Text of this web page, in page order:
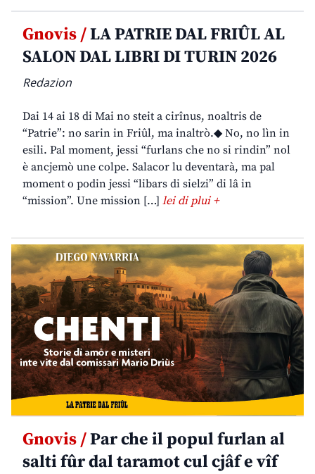
Gnovis /LA PATRIE DAL FRIÛL AL
SALON DAL LIBRI DI TURIN 2026
Redazion
Dai 14 ai 18 di Mai no steit a cirînus, noaltris de
“Patrie”: no sarin in Friûl, ma inaltrò.◆ No, no lìn in
esili. Pal moment, jessi “furlans che no si rindin” nol
è ancjemò une colpe. Salacor lu deventarà, ma pal
moment o podin jessi “libars di sielzi” di lâ in
“mission”. Une mission […] lei di plui +
Gnovis /Par che il popul furlan al
salti fûr dal taramot cul cjâf e vîf